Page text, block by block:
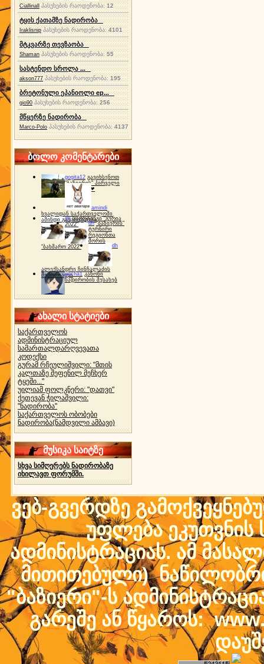
Ciallinall პასუხების რაოდენობა:12
ტყის ქათამზე ნადირობა
Iraklisnip პასუხების რაოდენობა: 4101
მტკვარზე თევზაობა
Shaman პასუხების რაოდენობა:55
სასტენდო სროლა ...
akson777 პასუხების რაოდენობა:195
ბრეტონული ეპანიოლი ep...
gio90 პასუხების რაოდენობა:256
მწყერზე ნადირობა
Marco-Polo პასუხების რაოდენობა:4137
ბოლო კომენტარები
gogita12 გავიხსენოთ
"ბაზიერის" პირველი
ტურნირი ❤
amindi
ხვალიდან საქართველოში
ამინდი გაუარესდება
dh სპორტინგი "გურია
2022"
dh "ბაზიერის"
ტურნირი
რეგიონთა
შორის
"ბახმარო 2022"
dh
ალექსანდრე ჩინჩალაძის
მემორიალიgocha1 კანონი
ნადირობის შესახებ
ახალი სტატიები
საქართველოს
ადმინისტრაციულ
სამართალდარღვევათა
კოდექსი
გურამ რჩეულიშვილი: "მთის
კალთაზე შეფენილ მეჩხერ
ტყეში..."
უილიამ ფოლკნერი: "დათვი"
ქეთევან ჭილაშვილი:
"ნადირობა"
საქართველოს ობობები
ნადირობა(ნამდვილი ამბავი)
მუსიკა საიტზე
სხვა სიმღერებს ნადირობაზე
იხილავთ ფორუმში.
ვებ-გვერდზე
უფლება ეკუთვნის
ადმინისტრაციას. ამ
მითითებული)
"ბაზიერი"-ს
გარეშე ან წყაროს: